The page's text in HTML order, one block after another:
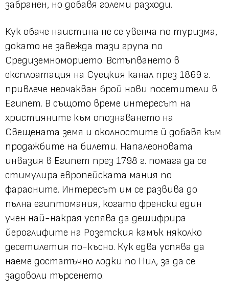
забранен, но добавя големи разходи.
Кук обаче наистина не се увенча по туризма,
докато не завежда тази група по
Средиземноморието. Встъпването в
експлоатация на Суецкия канал през 1869 г.
привлече неочакван брой нови посетители в
Египет. В същото време интересът на
християните към опознаването на
Свещената земя и околностите й добавя към
продажбите на билети. Напалеоновата
инвазия в Египет през 1798 г. помага да се
стимулира европейската мания по
фараоните. Интересът им се развива до
пълна египтомания, когато френски един
учен най-накрая успява да дешифрира
йероглифите на Розетския камък няколко
десетилетия по-късно. Кук едва успява да
наеме достатъчно лодки по Нил, за да се
задоволи търсенето.